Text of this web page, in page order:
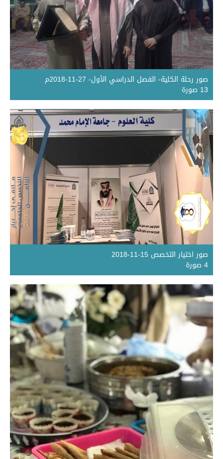
صور رحلة الكلية- الفصل الدراسي الأول- 27-11-2018م
13 صورة
صور اختيار التخصص 15-11-2018
4 صورة